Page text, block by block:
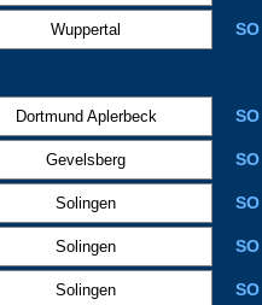
Wuppertal SO
Dortmund Aplerbeck SO
Gevelsberg SO
Solingen SO
Solingen SO
Solingen SO